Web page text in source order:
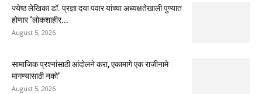
ज्येष्ठ लेखिका डॉ. प्रज्ञा दया पवार यांच्या अध्यक्षतेखाली पुण्यात
होणार ‘लोकशाहीर...
August 5, 2026
सामाजिक प्रश्नांसाठी आंदोलने करा, एकामागे एक राजीनामे
मागण्यासाठी नको’
August 5, 2026